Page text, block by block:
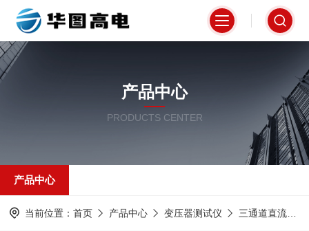
产品中心
PRODUCTS CENTER
产品中心
当前位置： 首页 产品中心 变压器测试仪 三通道直流电阻测试仪